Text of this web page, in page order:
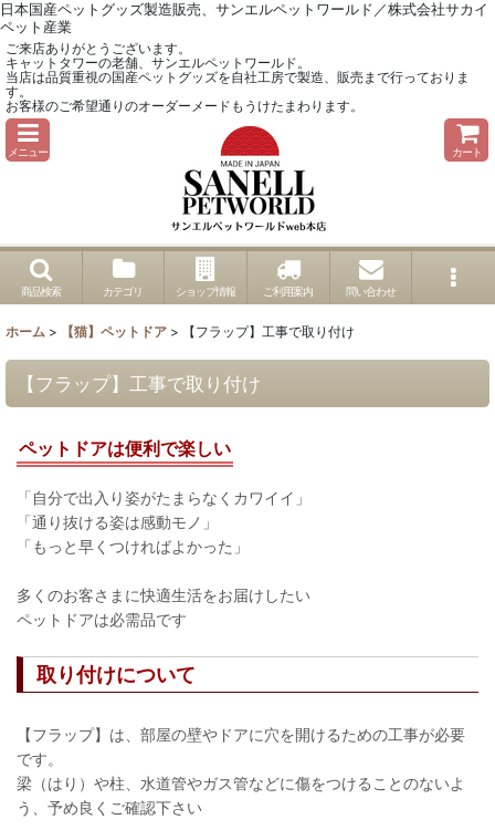
日本国産ペットグッズ製造販売、サンエルペットワールド／株式会社サカイ
ペット産業
ご来店ありがとうございます。
キャットタワーの老舗、サンエルペットワールド。
当店は品質重視の国産ペットグッズを自社工房で製造、販売まで行っておりま
す。
お客様のご希望通りのオーダーメードもうけたまわります。
メニュー カート
商品検索 カテゴリ ショップ情報 ご利用案内 問い合わせ
ホーム > 【猫】ペットドア > 【フラップ】工事で取り付け
【フラップ】工事で取り付け
ペットドアは便利で楽しい
「自分で出入り姿がたまらなくカワイイ」
「通り抜ける姿は感動モノ」
「もっと早くつければよかった」
多くのお客さまに快適生活をお届けしたい
ペットドアは必需品です
取り付けについて
【フラップ】は、部屋の壁やドアに穴を開けるための工事が必要
です。
梁（はり）や柱、水道管やガス管などに傷をつけることのないよ
う、予め良くご確認下さい